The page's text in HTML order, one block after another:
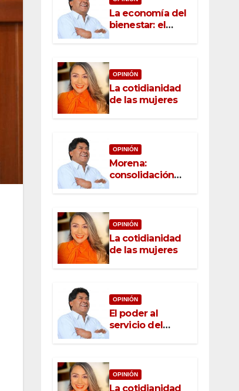
La economía del
bienestar: el
nuevo rostro del
OPINIÓN
La cotidianidad
de las mujeres
OPINIÓN
Morena:
consolidación
con raíz, rumbo
OPINIÓN
La cotidianidad
de las mujeres
OPINIÓN
El poder al
servicio del
pueblo: la nueva
México
OPINIÓN
La cotidianidad